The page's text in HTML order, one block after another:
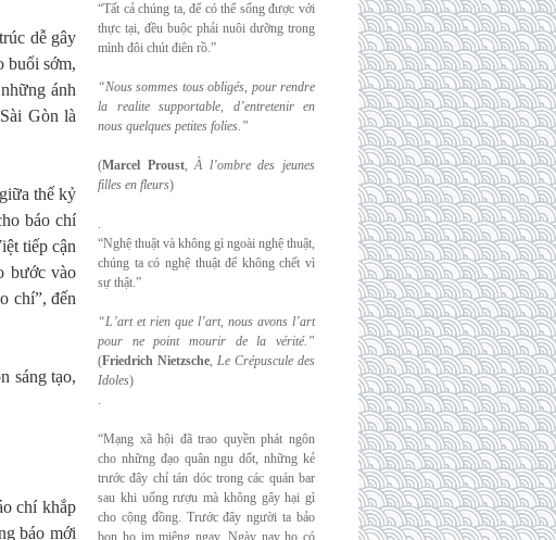
dễ gây
buổi sớm,
ánh
Gòn là
thế kỷ
báo chí
tiếp cận
bước vào
chí”, đến
sáng tạo,
chí khắp
báo mới
“Tất cả chúng ta, để có thể sống được với
thực tại, đều buộc phải nuôi dưỡng trong
mình đôi chút điên rồ.”
“Nous sommes tous obligés, pour rendre
la realite supportable, d’entretenir en
nous quelques petites folies.”
(Marcel Proust,À l’ombre des jeunes
filles en fleurs)
.
“Nghệ thuật và không gì ngoài nghệ thuật,
chúng ta có nghệ thuật để không chết vì
sự thật.”
“L’art et rien que l’art, nous avons l’art
pour ne point mourir de la vérité.”
(Friedrich Nietzsche, Le Crépuscule des
Idoles)
.
“Mạng xã hội đã trao quyền phát ngôn
cho những đạo quân ngu dốt, những kẻ
trước đây chỉ tán dóc trong các quán bar
sau khi uống rượu mà không gây hại gì
cho cộng đồng. Trước đây người ta bảo
bọn họ im miệng ngay. Ngày nay họ có